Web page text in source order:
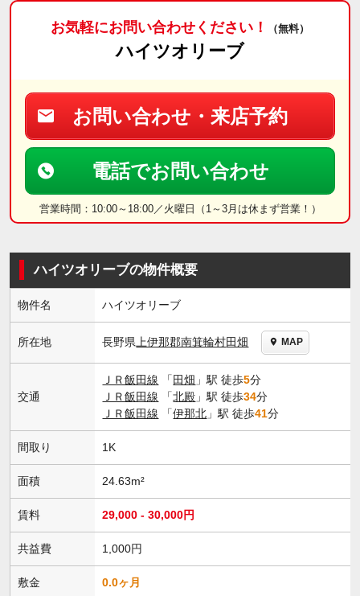
お気軽にお問い合わせください！ （無料）
ハイツオリーブ
お問い合わせ・来店予約
電話でお問い合わせ
営業時間：10:00～18:00／火曜日（1～3月は休まず営業！）
ハイツオリーブの物件概要
物件名 ハイツオリーブ
所在地 長野県 上伊那郡南箕輪村田畑 MAP
交通
ＪＲ飯田線 「 田畑 」駅 徒歩5分
ＪＲ飯田線 「北殿 」駅 徒歩34分
ＪＲ飯田線 「伊那北 」駅 徒歩41分
間取り 1K
面積 24.63m²
賃料 29,000 - 30,000円
共益費 1,000円
敷金 0.0ヶ月